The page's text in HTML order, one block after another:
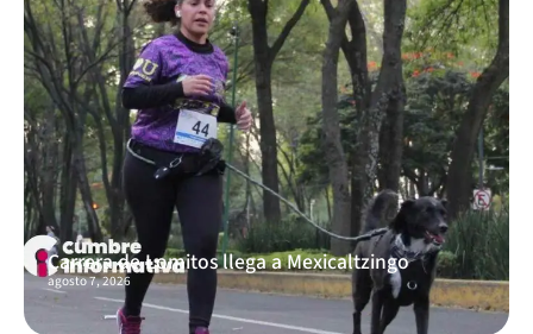
Carrera de Lomitos llega a Mexicaltzingo
agosto 7, 2026